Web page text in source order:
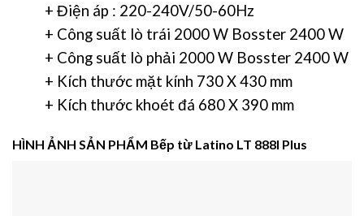
+ Điện áp : 220-240V/50-60Hz
+ Công suất lò trái 2000 W Bosster 2400 W
+ Công suất lò phải 2000 W Bosster 2400 W
+ Kích thước mặt kính 730 X 430 mm
+ Kích thước khoét đá 680 X 390 mm
HÌNH ẢNH SẢN PHẨM Bếp từ Latino LT 888I Plus